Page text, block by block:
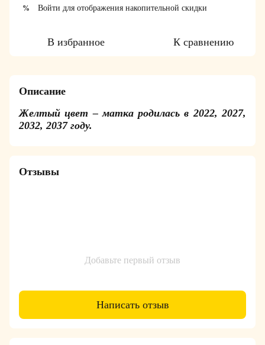
% Войти для отображения накопительной скидки
В избранное К сравнению
Описание
Желтый цвет – матка родилась в 2022, 2027,
2032, 2037 году.
Отзывы
Добавьте первый отзыв
Написать отзыв